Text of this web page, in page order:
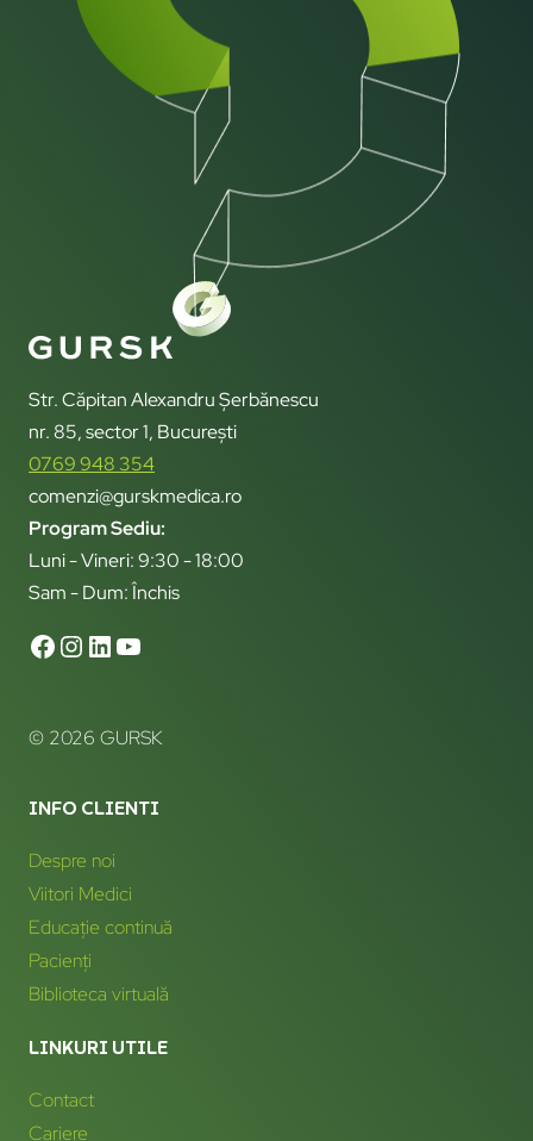
Str. Căpitan Alexandru Șerbănescu
nr. 85, sector 1, București
0769 948 354
comenzi@gurskmedica.ro
Program Sediu:
Luni - Vineri: 9:30 - 18:00
Sam - Dum: Închis
© 2026 GURSK
INFO CLIENTI
Despre noi
Viitori Medici
Educație continuă
Pacienți
Biblioteca virtuală
LINKURI UTILE
Contact
Cariere